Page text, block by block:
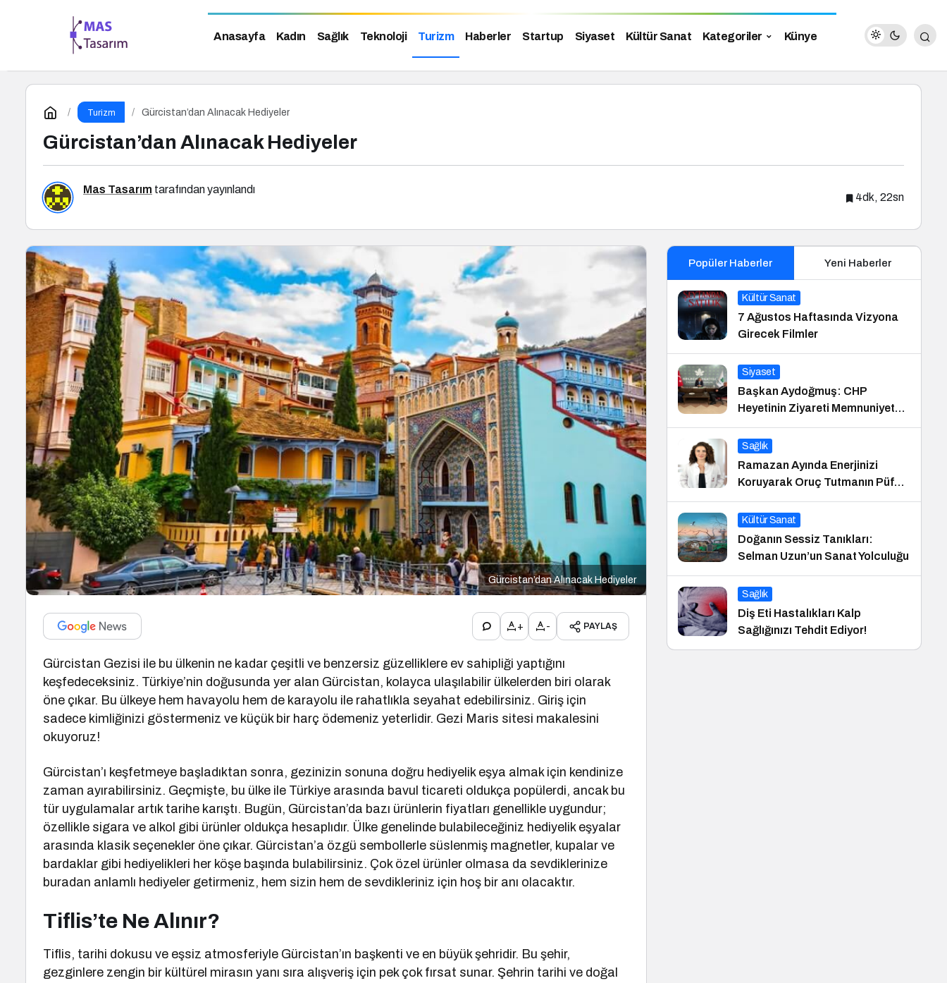
Anasayfa Kadın Sağlık Teknoloji Turizm Haberler Startup Siyaset Kültür Sanat Kategoriler Künye
Turizm Gürcistan’dan Alınacak Hediyeler
Gürcistan’dan Alınacak Hediyeler
Mas Tasarım tarafından yayınlandı
4dk, 22sn
Gürcistan’dan Alınacak Hediyeler
+ - PAYLAŞ
Gürcistan Gezisi ile bu ülkenin ne kadar çeşitli ve benzersiz güzelliklere ev sahipliği yaptığını
keşfedeceksiniz. Türkiye’nin doğusunda yer alan Gürcistan, kolayca ulaşılabilir ülkelerden biri olarak
öne çıkar. Bu ülkeye hem havayolu hem de karayolu ile rahatlıkla seyahat edebilirsiniz. Giriş için
sadece kimliğinizi göstermeniz ve küçük bir harç ödemeniz yeterlidir. Gezi Maris sitesi makalesini
okuyoruz!
Gürcistan’ı keşfetmeye başladıktan sonra, gezinizin sonuna doğru hediyelik eşya almak için kendinize
zaman ayırabilirsiniz. Geçmişte, bu ülke ile Türkiye arasında bavul ticareti oldukça popülerdi, ancak bu
tür uygulamalar artık tarihe karıştı. Bugün, Gürcistan’da bazı ürünlerin fiyatları genellikle uygundur;
özellikle sigara ve alkol gibi ürünler oldukça hesaplıdır. Ülke genelinde bulabileceğiniz hediyelik eşyalar
arasında klasik seçenekler öne çıkar. Gürcistan’a özgü sembollerle süslenmiş magnetler, kupalar ve
bardaklar gibi hediyelikleri her köşe başında bulabilirsiniz. Çok özel ürünler olmasa da sevdiklerinize
buradan anlamlı hediyeler getirmeniz, hem sizin hem de sevdikleriniz için hoş bir anı olacaktır.
Tiflis’te Ne Alınır?
Tiflis, tarihi dokusu ve eşsiz atmosferiyle Gürcistan’ın başkenti ve en büyük şehridir. Bu şehir,
gezginlere zengin bir kültürel mirasın yanı sıra alışveriş için pek çok fırsat sunar. Şehrin tarihi ve doğal
Popüler Haberler Yeni Haberler
Kültür Sanat
7 Ağustos Haftasında Vizyona
Girecek Filmler
Siyaset
Başkan Aydoğmuş: CHP
Heyetinin Ziyareti Memnuniyet
Verici
Sağlık
Ramazan Ayında Enerjinizi
Koruyarak Oruç Tutmanın Püf
Noktaları
Kültür Sanat
Doğanın Sessiz Tanıkları:
Selman Uzun’un Sanat Yolculuğu
Sağlık
Diş Eti Hastalıkları Kalp
Sağlığınızı Tehdit Ediyor!